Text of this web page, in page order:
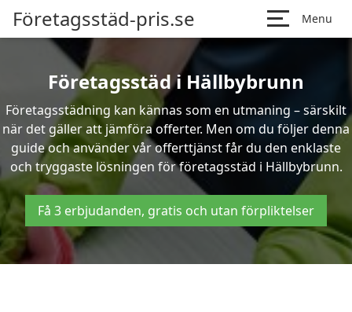
Företagsstäd-pris.se Menu
Företagsstäd i Hällbybrunn
Företagsstädning kan kännas som en utmaning – särskilt
när det gäller att jämföra offerter. Men om du följer denna
guide och använder vår offerttjänst får du den enklaste
och tryggaste lösningen för företagsstäd i Hällbybrunn.
Få 3 erbjudanden, gratis och utan förpliktelser